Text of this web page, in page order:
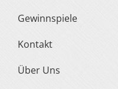
Gewinnspiele
Kontakt
Über Uns